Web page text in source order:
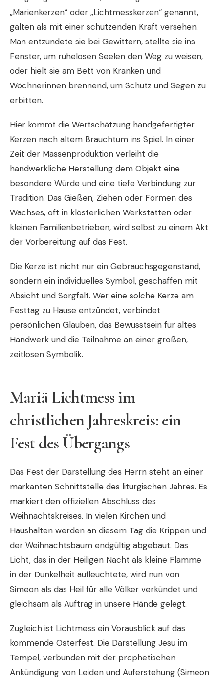
„Marienkerzen“ oder „Lichtmesskerzen“ genannt,
galten als mit einer schützenden Kraft versehen.
Man entzündete sie bei Gewittern, stellte sie ins
Fenster, um ruhelosen Seelen den Weg zu weisen,
oder hielt sie am Bett von Kranken und
Wöchnerinnen brennend, um Schutz und Segen zu
erbitten.
Hier kommt die Wertschätzung handgefertigter
Kerzen nach altem Brauchtum ins Spiel. In einer
Zeit der Massenproduktion verleiht die
handwerkliche Herstellung dem Objekt eine
besondere Würde und eine tiefe Verbindung zur
Tradition. Das Gießen, Ziehen oder Formen des
Wachses, oft in klösterlichen Werkstätten oder
kleinen Familienbetrieben, wird selbst zu einem Akt
der Vorbereitung auf das Fest.
Die Kerze ist nicht nur ein Gebrauchsgegenstand,
sondern ein individuelles Symbol, geschaffen mit
Absicht und Sorgfalt. Wer eine solche Kerze am
Festtag zu Hause entzündet, verbindet
persönlichen Glauben, das Bewusstsein für altes
Handwerk und die Teilnahme an einer großen,
zeitlosen Symbolik.
Mariä Lichtmess im
christlichen Jahreskreis: ein
Fest des Übergangs
Das Fest der Darstellung des Herrn steht an einer
markanten Schnittstelle des liturgischen Jahres. Es
markiert den offiziellen Abschluss des
Weihnachtskreises. In vielen Kirchen und
Haushalten werden an diesem Tag die Krippen und
der Weihnachtsbaum endgültig abgebaut. Das
Licht, das in der Heiligen Nacht als kleine Flamme
in der Dunkelheit aufleuchtete, wird nun von
Simeon als das Heil für alle Völker verkündet und
gleichsam als Auftrag in unsere Hände gelegt.
Zugleich ist Lichtmess ein Vorausblick auf das
kommende Osterfest. Die Darstellung Jesu im
Tempel, verbunden mit der prophetischen
Ankündigung von Leiden und Auferstehung (Simeon